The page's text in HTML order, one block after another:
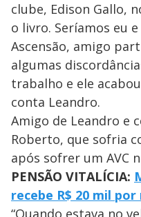
clube, Edison Gallo,
o livro. Seríamos eu
Ascensão, amigo
algumas
trabalho e ele
conta Leandro.
Amigo de Leandro e
Roberto, que sofria
após sofrer um AVC
PENSÃO VITALÍCIA:
recebe R$ 20 mil
“Quando estava no